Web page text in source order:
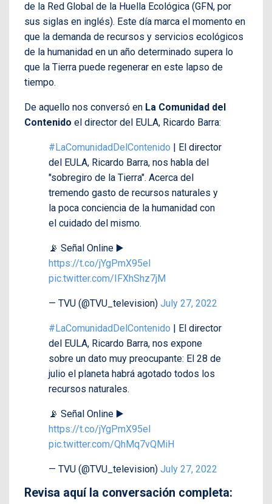
de la Red Global de la Huella Ecológica (GFN, por
sus siglas en inglés). Este día marca el momento en
que la demanda de recursos y servicios ecológicos
de la humanidad en un año determinado supera lo
que la Tierra puede regenerar en este lapso de
tiempo.
De aquello nos conversó en La Comunidad del
Contenido el director del EULA, Ricardo Barra:
#LaComunidadDelContenido | El director
del EULA, Ricardo Barra, nos habla del
"sobregiro de la Tierra". Acerca del
tremendo gasto de recursos naturales y
la poca conciencia de la humanidad con
el cuidado del mismo.
📡 Señal Online ▶️
https://t.co/jYgPmX95eI
pic.twitter.com/IFXhShz7jM
— TVU (@TVU_television) July 27, 2022
#LaComunidadDelContenido | El director
del EULA, Ricardo Barra, nos expone
sobre un dato muy preocupante: El 28 de
julio el planeta habrá agotado todos los
recursos naturales.
📡 Señal Online ▶️
https://t.co/jYgPmX95eI
pic.twitter.com/QhMq7vQMiH
— TVU (@TVU_television) July 27, 2022
Revisa aquí la conversación completa: